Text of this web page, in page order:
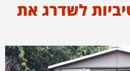
לשדרג את